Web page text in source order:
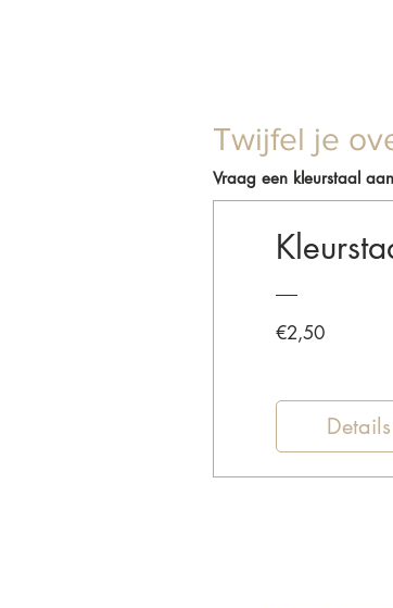
Twijfel je
Vraag een kleurstaal
€2,50Prijs